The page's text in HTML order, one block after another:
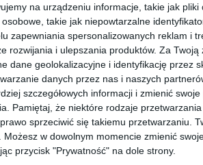
na urządzeniu informacje, takie jak pliki
takie jak niepowtarzalne
zapewniania spersonalizowanych reklam i
rozwijania i ulepszania produktów. Za Twoją
dane geolokalizacyjne i identyfikację przez
danych przez nas i naszych
szczegółowych informacji i zmienić
Pamiętaj, że niektóre rodzaje
sprzeciwić się takiemu przetwarzaniu.
w dowolnym momencie zmienić
przycisk "Prywatność" na dole strony.
[ książka ]
wiesz kim zostać
chcesz?
Brykczyński
Ryś
Katarzyna
z wyszukiwarki